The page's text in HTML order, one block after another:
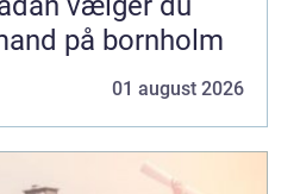
på bornholm
01 august 2026